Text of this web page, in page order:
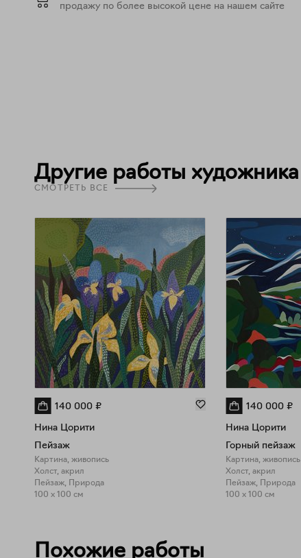
продажу по более высокой цене на нашем сайте
Другие работы художника
СМОТРЕТЬ ВСЕ
140 000 ₽
Нина Цорити
Пейзаж
Картина, живопись
Холст, акрил
Пейзаж, Природа
100 x 100 см
140 000 ₽
Нина Цорити
Горный пейзаж
Картина, живопись
Холст, акрил
Пейзаж, Природа
100 x 100 см
Похожие работы